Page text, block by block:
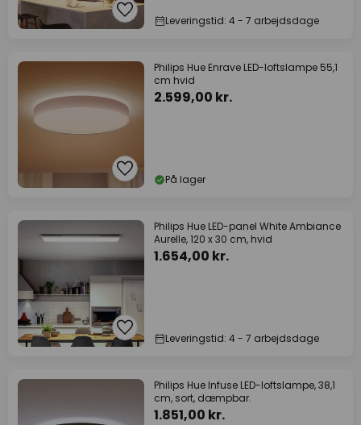
Leveringstid: 4 - 7 arbejdsdage
Philips Hue Enrave LED-loftslampe 55,1
cm hvid
2.599,00 kr.
På lager
Philips Hue LED-panel White Ambiance
Aurelle, 120 x 30 cm, hvid
1.654,00 kr.
Leveringstid: 4 - 7 arbejdsdage
Philips Hue Infuse LED-loftslampe, 38,1
cm, sort, dæmpbar.
1.851,00 kr.